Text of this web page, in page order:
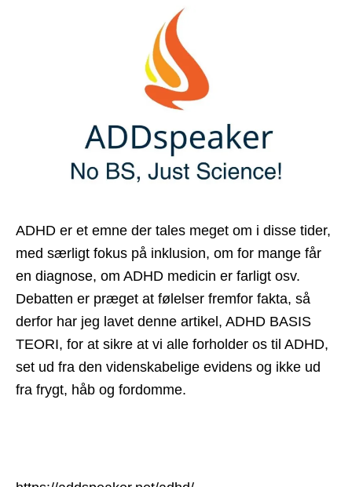
ADHD er et emne der tales meget om i disse tider,
med særligt fokus på inklusion, om for mange får
en diagnose, om ADHD medicin er farligt osv.
Debatten er præget at følelser fremfor fakta, så
derfor har jeg lavet denne artikel, ADHD BASIS
TEORI, for at sikre at vi alle forholder os til ADHD,
set ud fra den videnskabelige evidens og ikke ud
fra frygt, håb og fordomme.